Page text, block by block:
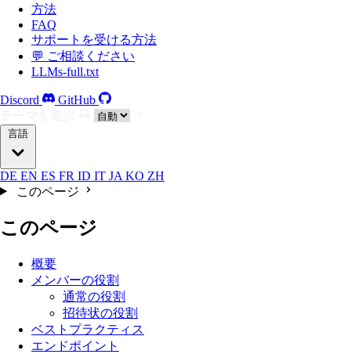
方法
FAQ
サポートを受ける方法
💬 ご相談ください
LLMs-full.txt
Discord
GitHub
言語
DE EN ES FR ID IT JA KO ZH
このページ
このページ
概要
メンバーの役割
通常の役割
招待状の役割
ベストプラクティス
エンドポイント